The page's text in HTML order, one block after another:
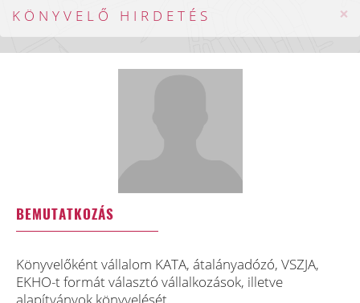
×
KÖNYVELŐ HIRDETÉS
BEMUTATKOZÁS
Könyvelőként vállalom KATA, átalányadózó, VSZJA,
EKHO-t formát választó vállalkozások, illetve